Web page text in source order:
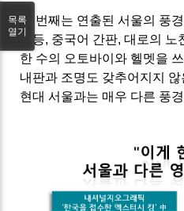
두 번째는 연출된 서울의 풍
로등, 중국어 간판,대로의 노
한 수의 오토바이와 헬멧을
내판과 조명도 갖추어지지
현대 서울과는 매우 다른 풍
목록
열기